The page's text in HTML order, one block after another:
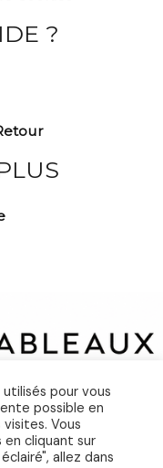
?
pour vous
possible en
Vous
cliquant sur
allez dans